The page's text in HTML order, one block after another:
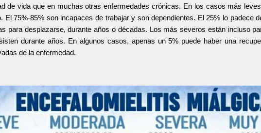
de vida que en muchas otras enfermedades crónicas. En los casos más
El 75%-85% son incapaces de trabajar y son dependientes. El 25% lo padece
para desplazarse, durante años o décadas. Los más severos están incluso
durante años. En algunos casos, apenas un 5% puede haber una
de la enfermedad.